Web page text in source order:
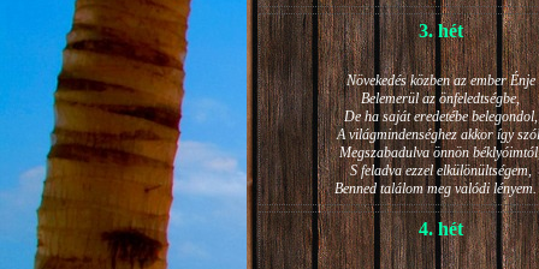
3. hét
Növekedés közben az ember Énje
Belemerül az önfeledtségbe,
De ha saját eredetébe belegondol,
A világmindenséghez akkor így
Megszabadulva önnön
S feladva ezzel elkülönültségem,
Benned találom meg valódi
4. hét